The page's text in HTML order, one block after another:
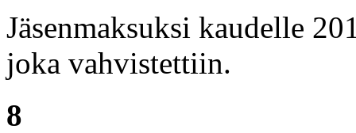
Jäsenmaksuksi kaudelle
joka vahvistettiin.
8